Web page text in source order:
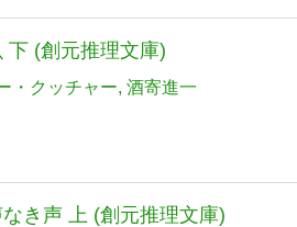
下 (創元推理文庫)
・クッチャー 酒寄進一
き声 上 (創元推理文庫)